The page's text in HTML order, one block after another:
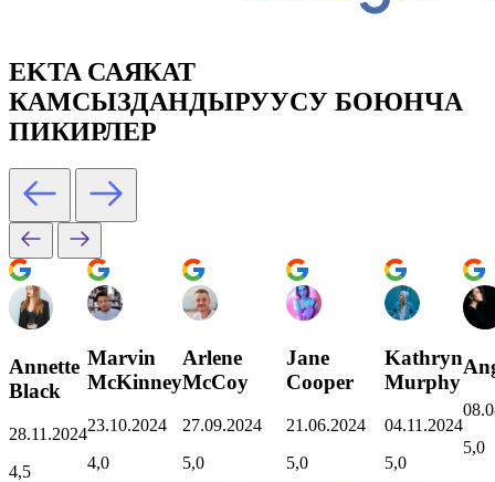
EKTA САЯКАТ
КАМСЫЗДАНДЫРУУСУ БОЮНЧА
ПИКИРЛЕР
Annette
Black
28.11.2024
4,5
Marvin
McKinney
23.10.2024
4,0
Arlene
McCoy
27.09.2024
5,0
Jane
Cooper
21.06.2024
5,0
Kathryn
Murphy
04.11.2024
5,0
5,0